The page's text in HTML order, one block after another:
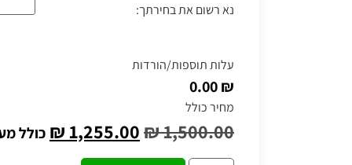
נא רשום את בחירתך:
עלות תוספות/הורדות
₪ 0.00
מחיר כולל
₪1,500.00
₪ 1,255.00 כולל